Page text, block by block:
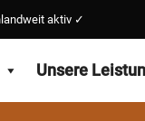
aktiv ✓
Unsere